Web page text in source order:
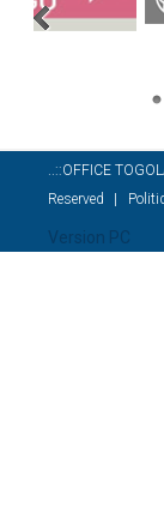
..::OFFICE
Reserved
Version PC